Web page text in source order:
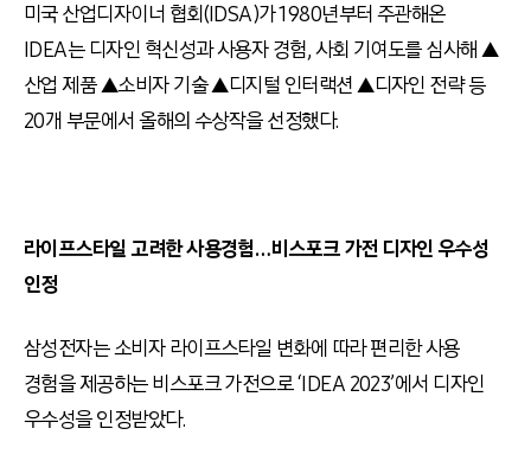
미국 산업디자이너 협회(IDSA)가1980년부터 주관해온
IDEA는 디자인 혁신성과 사용자 경험,사회 기여도를 심사해 ▲
산업 제품 ▲소비자 기술 ▲디지털 인터랙션 ▲디자인 전략 등
20개 부문에서 올해의 수상작을 선정했다.
라이프스타일 고려한 사용경험…비스포크 가전 디자인 우수성
인정
삼성전자는 소비자 라이프스타일 변화에 따라 편리한 사용
경험을 제공하는 비스포크 가전으로‘IDEA 2023’에서 디자인
우수성을 인정받았다.